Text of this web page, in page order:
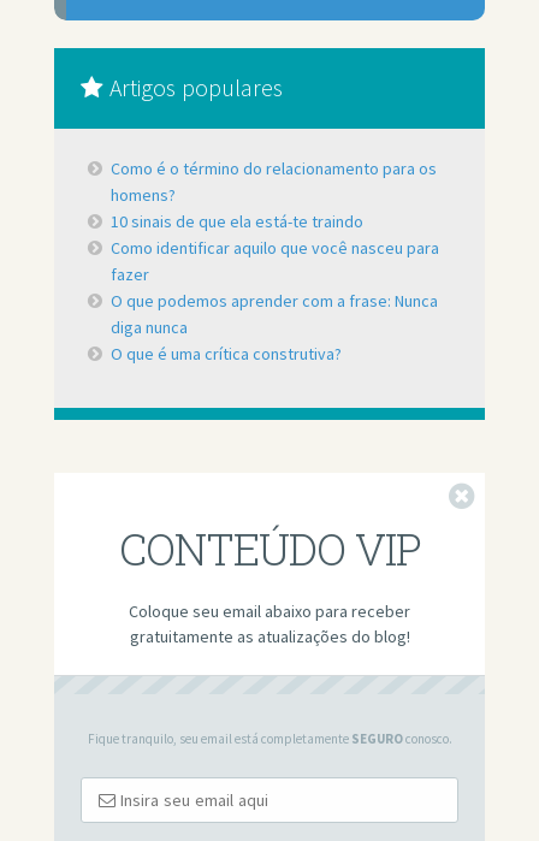
Artigos populares
Como é o término do relacionamento para os
homens?
10 sinais de que ela está-te traindo
Como identificar aquilo que você nasceu para
fazer
O que podemos aprender com a frase: Nunca
diga nunca
O que é uma crítica construtiva?
CONTEÚDO VIP
Coloque seu email abaixo para receber
gratuitamente as atualizações do blog!
Fique tranquilo, seu email está completamente SEGUROconosco.